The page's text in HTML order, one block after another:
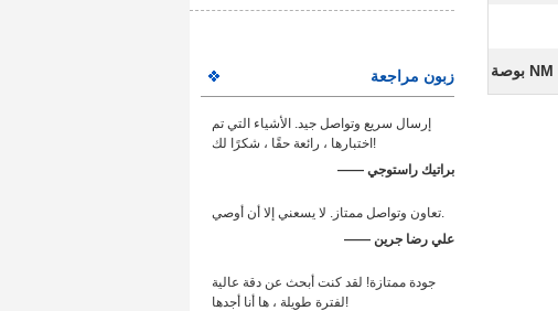
زبون مراجعة
إرسال سريع وتواصل جيد. الأشياء التي تم
اختبارها ، رائعة حقًا ، شكرًا لك!
—— براتيك راستوجي
تعاون وتواصل ممتاز. لا يسعني إلا أن أوصي.
—— علي رضا جرين
جودة ممتازة! لقد كنت أبحث عن دقة عالية
لفترة طويلة ، ها أنا أجدها!